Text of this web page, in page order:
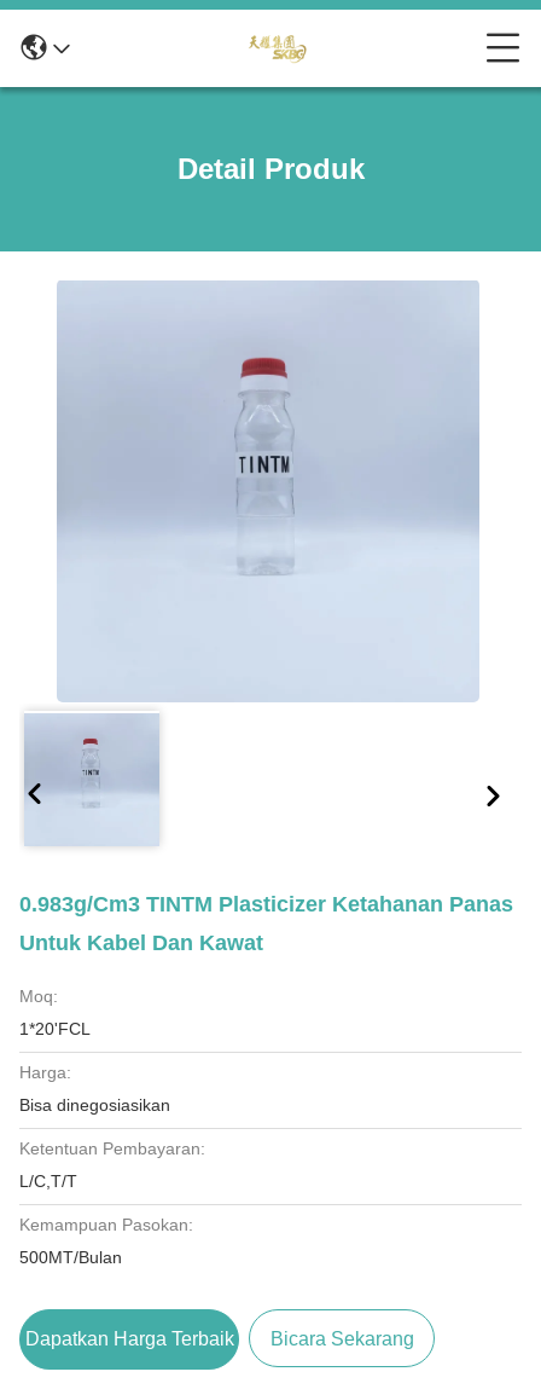
Detail Produk
0.983g/Cm3 TINTM Plasticizer Ketahanan Panas
Untuk Kabel Dan Kawat
Moq:
1*20'FCL
Harga:
Bisa dinegosiasikan
Ketentuan Pembayaran:
L/C,T/T
Kemampuan Pasokan:
500MT/Bulan
Dapatkan Harga Terbaik Bicara Sekarang